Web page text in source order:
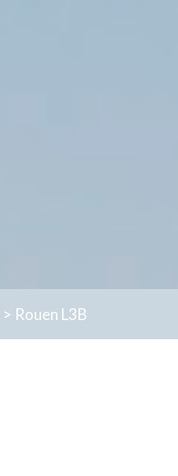
> Rouen L3B